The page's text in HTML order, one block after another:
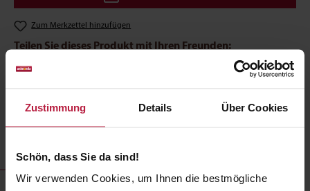
Zustimmung Details Über Cookies
Schön, dass Sie da sind!
Wir verwenden Cookies, um Ihnen die bestmögliche
Zum Merkzettel hinzufügen
Teilen Sie dieses Produkt mit Ihren Freunden: